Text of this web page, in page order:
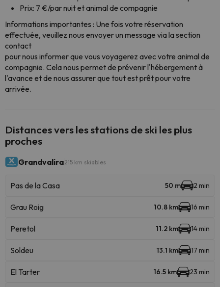
Prix: 7 €/par nuit et animal de compagnie
Informations importantes : Une fois votre réservation
effectuée, veuillez nous envoyer un message via la section
contact
pour nous informer que vous voyagerez avec votre animal de
compagnie. Cela nous permet de prévenir l'hébergement à
l'avance et de nous assurer que tout est prêt pour votre
arrivée.
Distances vers les stations de ski les plus
proches
Grandvalira215 km skiables
Pas de la Casa 50 m 2 min
Grau Roig 10.8 km 16 min
Peretol 11.2 km 14 min
Soldeu 13.1 km 17 min
El Tarter 16.5 km 23 min